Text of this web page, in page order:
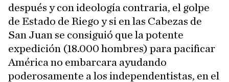
después y con ideología contraria, el golpe
de Estado de Riego y si en las Cabezas de
San Juan se consiguió que la potente
expedición (18.000 hombres) para pacificar
América no embarcara ayudando
poderosamente a los independentistas, en el